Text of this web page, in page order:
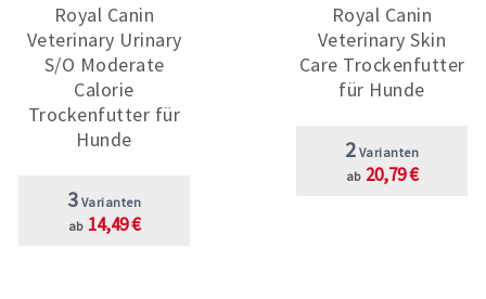
Royal Canin
Veterinary Urinary
S/O Moderate
Calorie
Trockenfutter für
Hunde
3 Varianten
ab 14,49 €
Royal Canin
Veterinary Skin
Care Trockenfutter
für Hunde
2 Varianten
ab 20,79 €